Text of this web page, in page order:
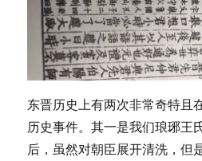
到
矛
盾
的
观
点
结
论
东晋历史上有两次非常奇特且
历史事件。其一是我们琅琊王
后，虽然对朝臣展开清洗，但